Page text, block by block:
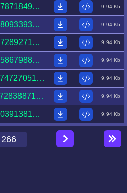
15153834685710378718499072623669394311154809639899.html 9.94 Kb
54659416298613280933932671193450277948626633422025.html 9.94 Kb
66829328036851472892713273372612898306654638655713.html 9.94 Kb
41652750794710458679887062618713140899656823471329.html 9.94 Kb
82213211541916874727051771439654573087732521891098.html 9.94 Kb
86411521891150472838871987855901078497975201006028.html 9.94 Kb
08252768531450403913819640322930915830804357329079.html 9.94 Kb